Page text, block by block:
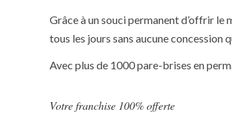
Grâce à un souci permanent d’offrir
tous les jours sans aucune concession
Avec plus de 1000 pare-brises en
Votre franchise 100% offerte